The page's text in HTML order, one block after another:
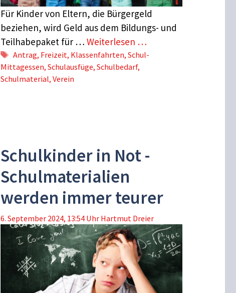
Für Kinder von Eltern, die Bürgergeld
beziehen, wird Geld aus dem Bildungs- und
Teilhabepaket für … Weiterlesen …
Schlagwörter
Antrag, Freizeit, Klassenfahrten,Schul-
Mittagessen, Schulausfüge, Schulbedarf,
Schulmaterial, Verein
Schulkinder in Not -
Schulmaterialien
werden immer teurer
6. September 2024, 13:54 Uhr Hartmut Dreier